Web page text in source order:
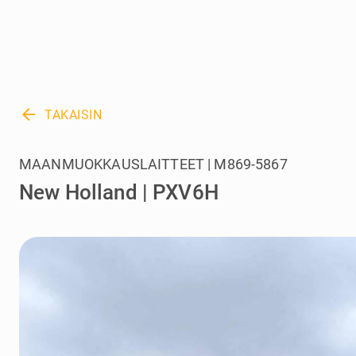
arrow_back TAKAISIN
New Holland | PXV6H
MAANMUOKKAUSLAITTEET | M869-5867